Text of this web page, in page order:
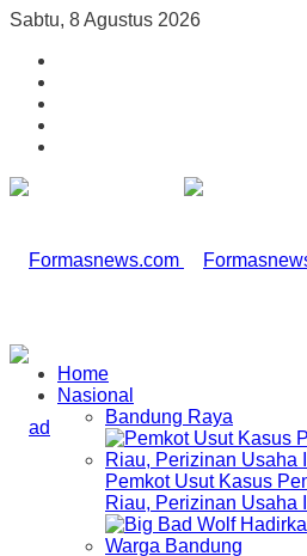
Sabtu, 8 Agustus 2026
Home
Nasional
Bandung Raya
Pemkot Usut Kasus
Riau, Perizinan Usaha